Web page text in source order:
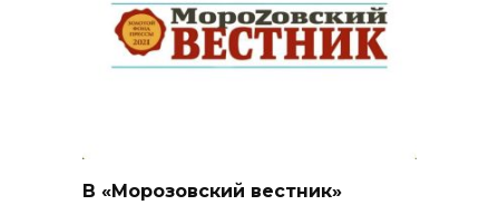
В «Морозовский вестник»